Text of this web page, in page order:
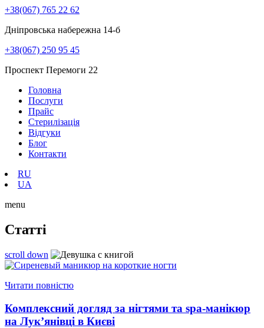
+38(067) 765 22 62
Дніпровська набережна 14-б
+38(067) 250 95 45
Проспект Перемоги 22
Головна
Послуги
Прайс
Стерилізація
Відгуки
Блог
Контакти
RU
UA
menu
Статті
scroll down
Читати повністю
Комплексний догляд за нігтями та spa-манікюр
на Лук’янівці в Києві